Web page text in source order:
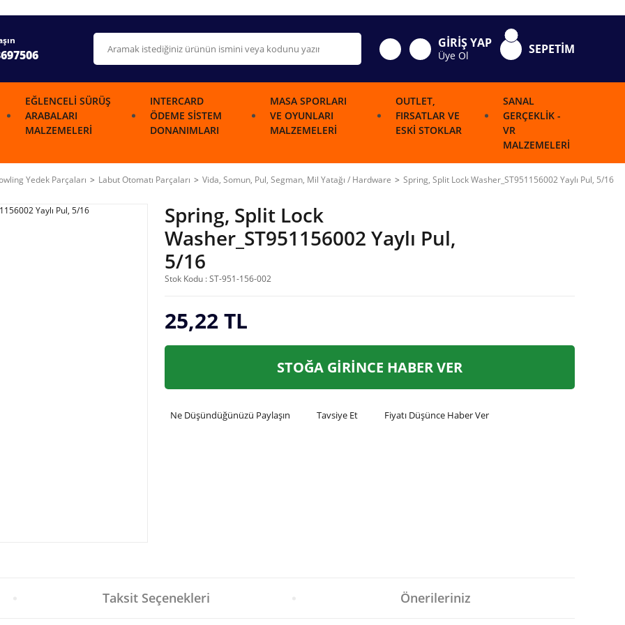
GİRİŞ YAP
Üye Ol SEPETİM
EĞLENCELI SÜRÜŞ
ARABALARI
MALZEMELERI
INTERCARD
ÖDEME SISTEM
DONANIMLARI
MASA SPORLARI
VE OYUNLARI
MALZEMELERI
OUTLET,
FIRSATLAR VE
ESKI STOKLAR
SANAL
GERÇEKLIK -
VR
MALZEMELERI
Yedek Parçaları Labut Otomatı Parçaları Vida, Somun, Pul, Segman, Mil Yatağı / Hardware Spring, Split Lock Washer_ST951156002 Yaylı Pul, 5/16
Spring, Split Lock
Washer_ST951156002 Yaylı Pul,
5/16
Stok Kodu : ST-951-156-002
25,22 TL
STOĞA GİRİNCE HABER VER
Ne Düşündüğünüzü Paylaşın Tavsiye Et Fiyatı Düşünce Haber Ver
Taksit Seçenekleri Önerileriniz